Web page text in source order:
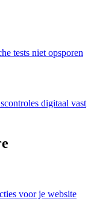
tests niet opsporen
digitaal vast
voor je website